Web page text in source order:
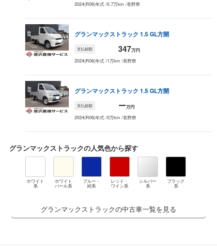
2024(R06)年式 /0.7万km /長野県
グランマックストラック 1.5 GL方開
支払総額 347万円
2024(R06)年式 /1万km /長野県
グランマックストラック 1.5 GL方開
支払総額 ー万円
2024(R06)年式 /0万km /長野県
グランマックストラックの人気色から探す
ホワイト
系
ホワイト
パール系
ブルー・
紺系
レッド・
ワイン系
シルバー
系
ブラック
系
グランマックストラックの中古車一覧を見る